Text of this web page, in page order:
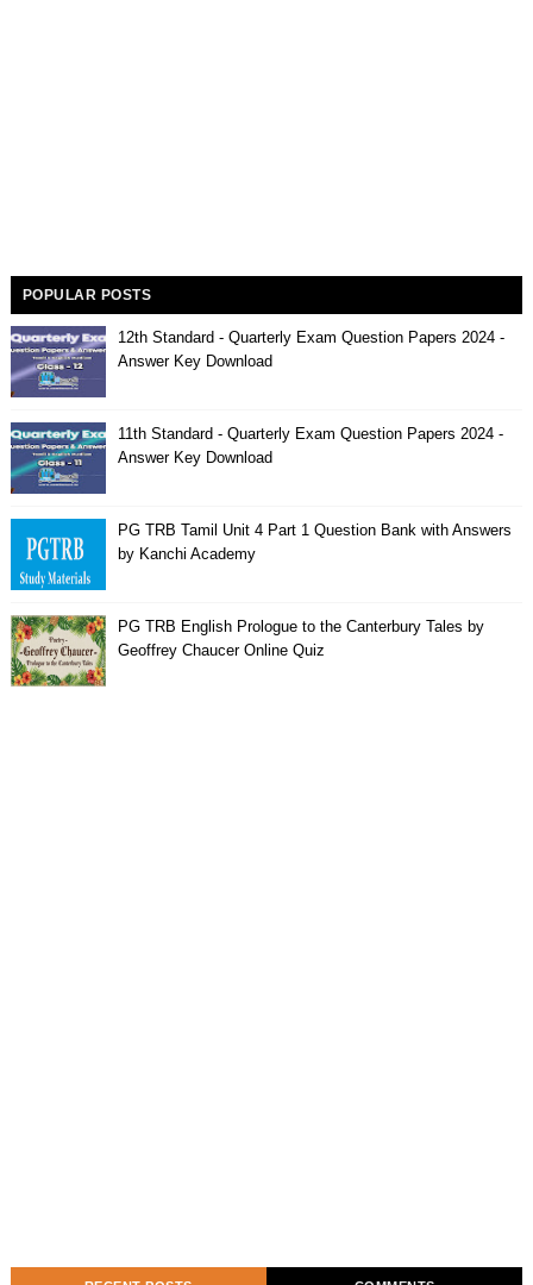
POPULAR POSTS
12th Standard - Quarterly Exam Question Papers 2024 -
Answer Key Download
11th Standard - Quarterly Exam Question Papers 2024 -
Answer Key Download
PG TRB Tamil Unit 4 Part 1 Question Bank with Answers
by Kanchi Academy
PG TRB English Prologue to the Canterbury Tales by
Geoffrey Chaucer Online Quiz